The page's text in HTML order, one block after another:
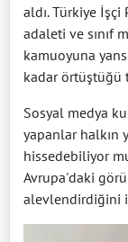
aldı. Türkiye
adaleti ve sınıf
kamuoyuna
kadar örtüştüğü
Sosyal medya
yapanlar halkın
hissedebiliyor
Avrupa'daki
alevlendirdiğini